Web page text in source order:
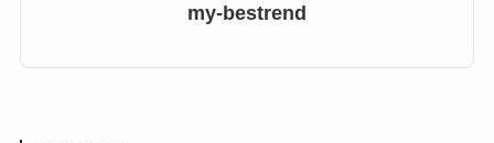
my-bestrend